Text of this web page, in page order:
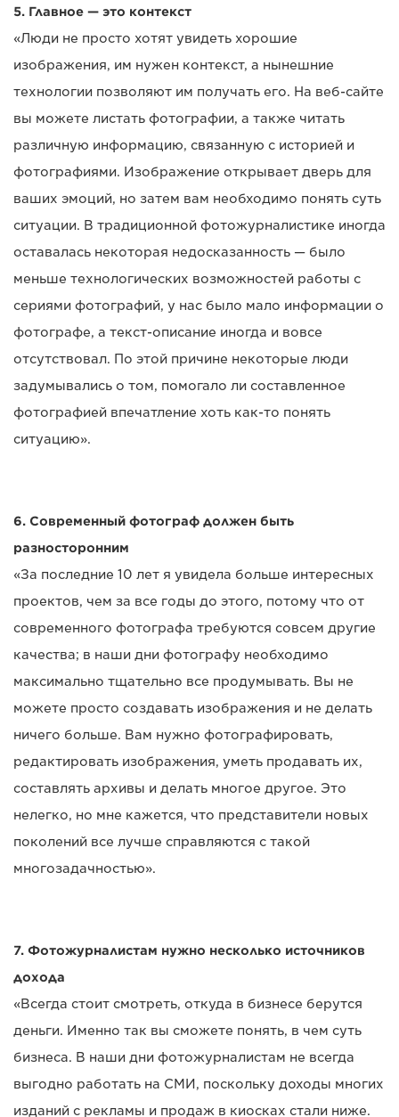
5. Главное — это контекст
«Люди не просто хотят увидеть хорошие
изображения, им нужен контекст, а нынешние
технологии позволяют им получать его. На веб-сайте
вы можете листать фотографии, а также читать
различную информацию, связанную с историей и
фотографиями. Изображение открывает дверь для
ваших эмоций, но затем вам необходимо понять суть
ситуации. В традиционной фотожурналистике иногда
оставалась некоторая недосказанность — было
меньше технологических возможностей работы с
сериями фотографий, у нас было мало информации о
фотографе, а текст-описание иногда и вовсе
отсутствовал. По этой причине некоторые люди
задумывались о том, помогало ли составленное
фотографией впечатление хоть как-то понять
ситуацию».
6. Современный фотограф должен быть
разносторонним
«За последние 10 лет я увидела больше интересных
проектов, чем за все годы до этого, потому что от
современного фотографа требуются совсем другие
качества; в наши дни фотографу необходимо
максимально тщательно все продумывать. Вы не
можете просто создавать изображения и не делать
ничего больше. Вам нужно фотографировать,
редактировать изображения, уметь продавать их,
составлять архивы и делать многое другое. Это
нелегко, но мне кажется, что представители новых
поколений все лучше справляются с такой
многозадачностью».
7. Фотожурналистам нужно несколько источников
дохода
«Всегда стоит смотреть, откуда в бизнесе берутся
деньги. Именно так вы сможете понять, в чем суть
бизнеса. В наши дни фотожурналистам не всегда
выгодно работать на СМИ, поскольку доходы многих
изданий с рекламы и продаж в киосках стали ниже.